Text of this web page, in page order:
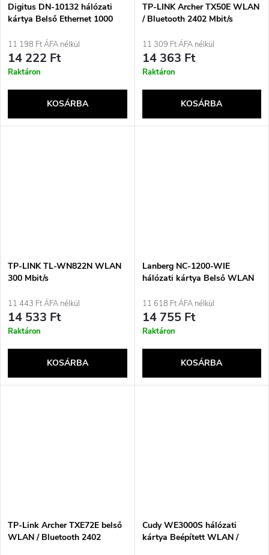
Digitus DN-10132 hálózati
kártya Belső Ethernet 1000
11 198 Ft ÁFA nélkül
14 222 Ft
Raktáron
KOSÁRBA
TP-LINK Archer TX50E WLAN
/ Bluetooth 2402 Mbit/s
11 309 Ft ÁFA nélkül
14 363 Ft
Raktáron
KOSÁRBA
TP-LINK TL-WN822N WLAN
300 Mbit/s
11 443 Ft ÁFA nélkül
14 533 Ft
Raktáron
KOSÁRBA
Lanberg NC-1200-WIE
hálózati kártya Belső WLAN
11 618 Ft ÁFA nélkül
14 755 Ft
Raktáron
KOSÁRBA
TP-Link Archer TXE72E belső
WLAN / Bluetooth 2402
Cudy WE3000S hálózati
kártya Beépített WLAN /